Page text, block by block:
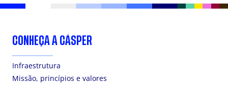
CONHEÇA A CÁSPER
Infraestrutura
Missão, princípios e valores